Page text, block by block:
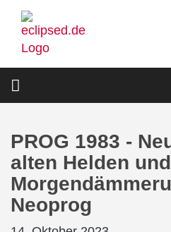
Direkt
zum
Inhalt
PROG 1983 -
alten Helden und
Neoprog